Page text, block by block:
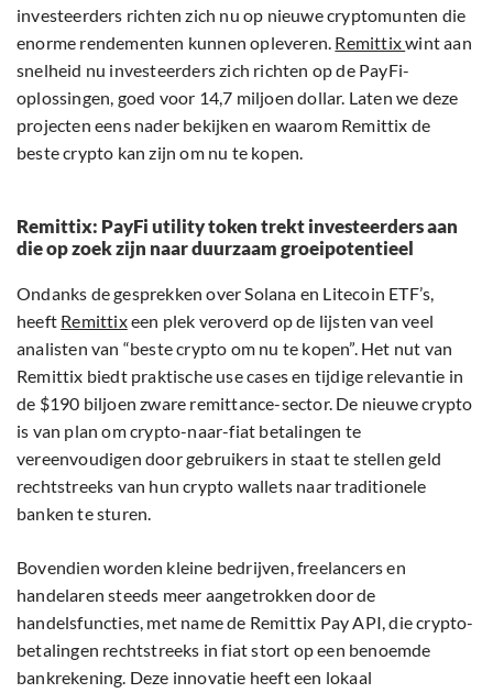
investeerders richten zich nu op nieuwe cryptomunten die
enorme rendementen kunnen opleveren. Remittixwint aan
snelheid nu investeerders zich richten op de PayFi-
oplossingen, goed voor 14,7 miljoen dollar. Laten we deze
projecten eens nader bekijken en waarom Remittix de
beste crypto kan zijn om nu te kopen.
Remittix: PayFi utility token trekt investeerders aan
die op zoek zijn naar duurzaam groeipotentieel
Ondanks de gesprekken over Solana en Litecoin ETF’s,
heeft Remittixeen plek veroverd op de lijsten van veel
analisten van “beste crypto om nu te kopen”. Het nut van
Remittix biedt praktische use cases en tijdige relevantie in
de $190 biljoen zware remittance-sector. De nieuwe crypto
is van plan om crypto-naar-fiat betalingen te
vereenvoudigen door gebruikers in staat te stellen geld
rechtstreeks van hun crypto wallets naar traditionele
banken te sturen.
Bovendien worden kleine bedrijven, freelancers en
handelaren steeds meer aangetrokken door de
handelsfuncties, met name de Remittix Pay API, die crypto-
betalingen rechtstreeks in fiat stort op een benoemde
bankrekening. Deze innovatie heeft een lokaal